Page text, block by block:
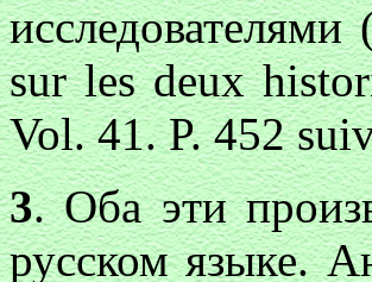
sur les deux
Vol. 41. P. 452
3. Оба эти
русском языке.